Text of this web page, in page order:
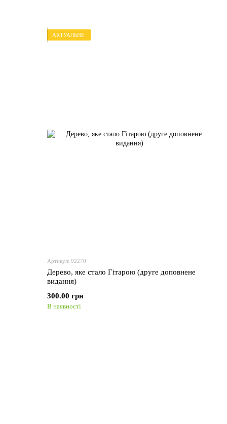
АКТУАЛЬНЕ
Артикул: 92270
Дерево, яке стало Гітарою (друге доповнене
видання)
300.00 грн
В наявності